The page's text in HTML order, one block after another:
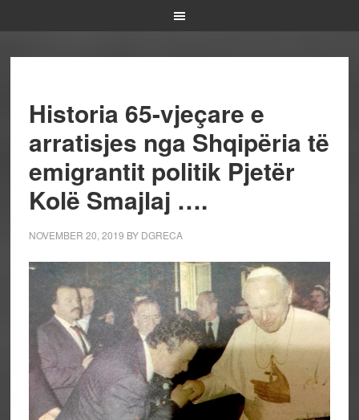
Historia 65-vjeçare e
arratisjes nga Shqipëria të
emigrantit politik Pjetër
Kolë Smajlaj ….
NOVEMBER 20, 2019 BY DGRECA